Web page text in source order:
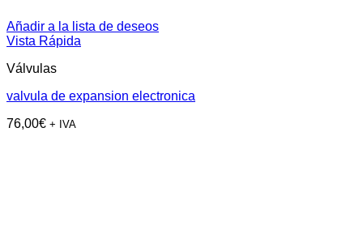
Añadir a la lista de deseos
Vista Rápida
Válvulas
valvula de expansion electronica
76,00€ + IVA